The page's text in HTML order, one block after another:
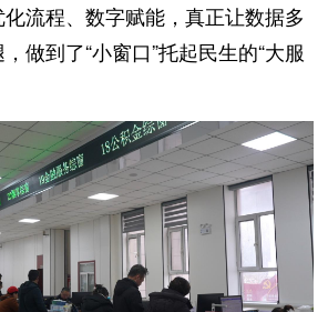
流程、数字赋能，真正让数据多
做到了“小窗口”托起民生的“大服